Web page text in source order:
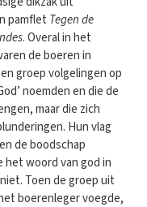
pamflet Tegen de
. Overal in het
de boeren in
groep volgelingen op
noemden en die de
maar die zich
Hun vlag
de boodschap
het woord van god in
Toen de groep uit
boerenleger voegde,